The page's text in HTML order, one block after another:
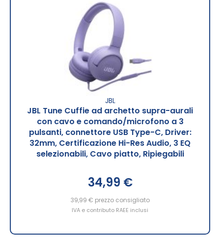
JBL
JBL Tune Cuffie ad archetto supra-aurali
con cavo e comando/microfono a 3
pulsanti, connettore USB Type-C, Driver:
32mm, Certificazione Hi-Res Audio, 3 EQ
selezionabili, Cavo piatto, Ripiegabili
34,99 €
39,99 € prezzo consigliato
IVA e contributo RAEE inclusi